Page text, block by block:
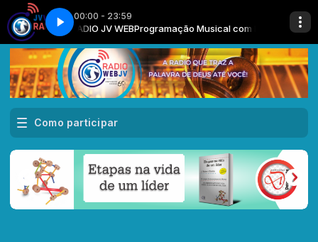
00:00 - 23:59
Locutor RADIO JV WEBProgramação Musical com Locutor RADIO
É DE ESCRAVO OU DE FILHO06.08.26 - Naamã Mendes - SUA
Como participar